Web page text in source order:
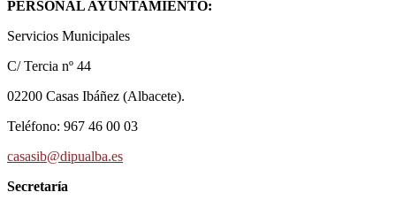
PERSONAL AYUNTAMIENTO:
Servicios Municipales
C/ Tercia nº 44
02200 Casas Ibáñez (Albacete).
Teléfono: 967 46 00 03
casasib@dipualba.es
Secretaría